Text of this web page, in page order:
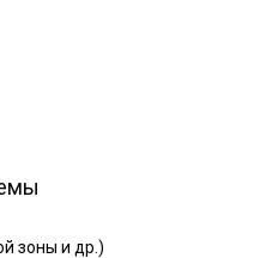
зоны и др.)